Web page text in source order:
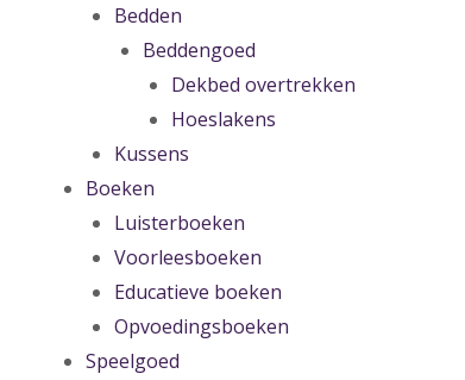
Bedden
Beddengoed
Dekbed overtrekken
Hoeslakens
Kussens
Boeken
Luisterboeken
Voorleesboeken
Educatieve boeken
Opvoedingsboeken
Speelgoed